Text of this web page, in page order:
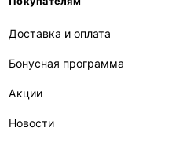
Доставка и оплата
Бонусная программа
Акции
Новости